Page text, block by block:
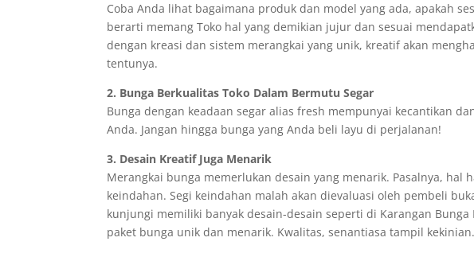
Coba Anda lihat bagaimana produk dan model yang ada, apakah
berarti memang Toko hal yang demikian jujur dan sesuai
dengan kreasi dan sistem merangkai yang unik, kreatif akan
tentunya.
2. Bunga Berkualitas Toko Dalam Bermutu Segar
Bunga dengan keadaan segar alias fresh mempunyai kecantikan
Anda. Jangan hingga bunga yang Anda beli layu di perjalanan!
3. Desain Kreatif Juga Menarik
Merangkai bunga memerlukan desain yang menarik. Pasalnya, hal
keindahan. Segi keindahan malah akan dievaluasi oleh pembeli
kunjungi memiliki banyak desain-desain seperti di Karangan
paket bunga unik dan menarik. Kwalitas, senantiasa tampil kekinian.